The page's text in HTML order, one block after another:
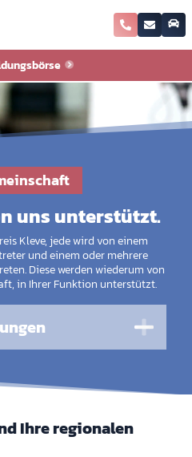
uns unterstützt.
Kleve, jede wird von einem
und einem oder mehrere
Diese werden wiederum von
in Ihrer Funktion unterstützt.
Ihre regionalen